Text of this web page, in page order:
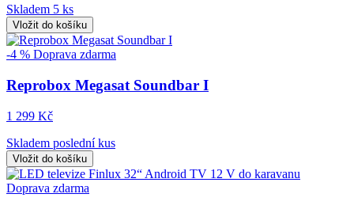
Skladem 5 ks
Vložit do košíku
-4 % Doprava zdarma
Reprobox Megasat Soundbar I
1 299 Kč
Skladem poslední kus
Vložit do košíku
Doprava zdarma